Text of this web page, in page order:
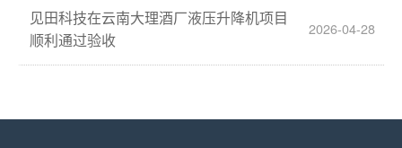
见田科技在云南大理酒厂液压升降机项目
顺利通过验收
2026-04-28